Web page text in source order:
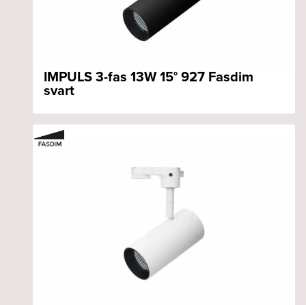
IMPULS 3-fas 13W 15° 927 Fasdim
svart